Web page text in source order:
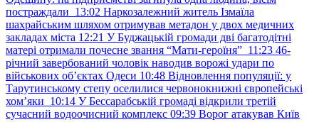
постраждали 13:02 Наркозалежний житель Ізмаїла
шахрайським шляхом отримував метадон у двох медичних
закладах міста 12:21 У Буджацькій громади дві багатодітні
матері отримали почесне звання “Мати-героїня” 11:23 46-
річний завербований чоловік наводив ворожі удари по
військових обʼєктах Одеси 10:48 Відновлення популяції: у
Тарутинському степу оселилися червонокнижні європейські
хом’яки 10:14 У Бессарабській громаді відкрили третій
сучасний водоочисний комплекс 09:39 Ворог атакував Київ